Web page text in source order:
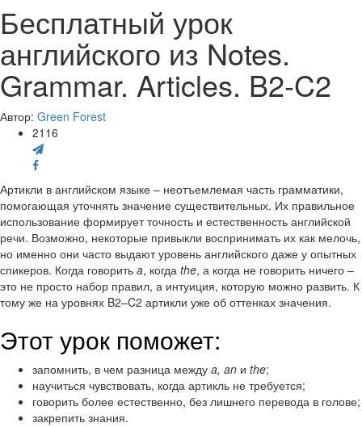
Бесплатный урок
английского из Notes.
Grammar. Articles. B2-C2
Автор: Green Forest
2116
Артикли в английском языке – неотъемлемая часть грамматики,
помогающая уточнять значение существительных. Их правильное
использование формирует точность и естественность английской
речи. Возможно, некоторые привыкли воспринимать их как мелочь,
но именно они часто выдают уровень английского даже у опытных
спикеров. Когда говорить a, когда the, а когда не говорить ничего –
это не просто набор правил, а интуиция, которую можно развить. К
тому же на уровнях B2–C2 артикли уже об оттенках значения.
Этот урок поможет:
запомнить, в чем разница между a, an и the;
научиться чувствовать, когда артикль не требуется;
говорить более естественно, без лишнего перевода в голове;
закрепить знания.